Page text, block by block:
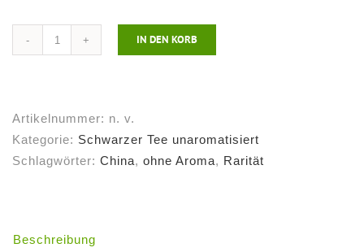
Drache
Menge
IN DEN KORB
Artikelnummer: n. v.
Kategorie: Schwarzer Tee unaromatisiert
Schlagwörter: China, ohne Aroma, Rarität
Beschreibung